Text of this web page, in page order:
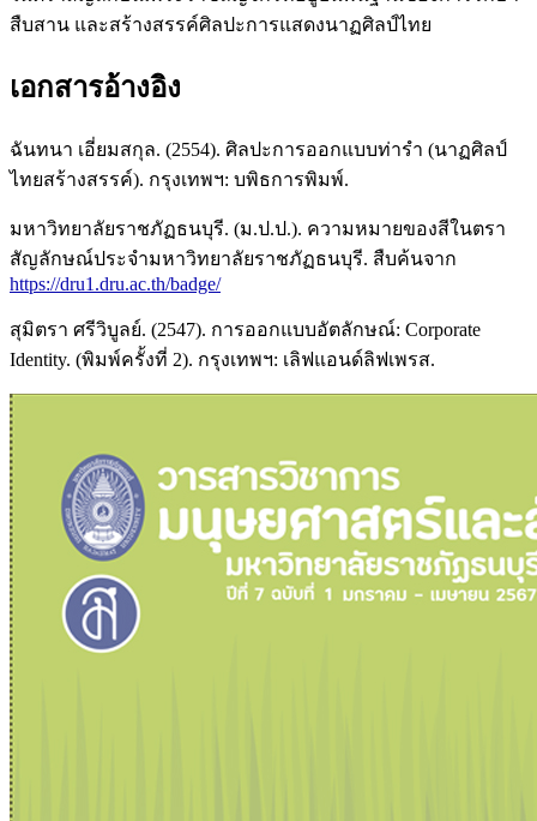
สืบสาน และสร้างสรรค์ศิลปะการแสดงนาฏศิลป์ไทย
เอกสารอ้างอิง
ฉันทนา เอี่ยมสกุล. (2554). ศิลปะการออกแบบท่ารำ (นาฏศิลป์
ไทยสร้างสรรค์). กรุงเทพฯ: บพิธการพิมพ์.
มหาวิทยาลัยราชภัฏธนบุรี. (ม.ป.ป.). ความหมายของสีในตรา
สัญลักษณ์ประจำมหาวิทยาลัยราชภัฏธนบุรี. สืบค้นจาก
https://dru1.dru.ac.th/badge/
สุมิตรา ศรีวิบูลย์. (2547). การออกแบบอัตลักษณ์: Corporate
Identity. (พิมพ์ครั้งที่ 2). กรุงเทพฯ: เลิฟแอนด์ลิฟเพรส.